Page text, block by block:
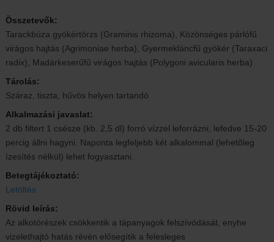
Összetevők:
Tarackbúza gyökértörzs (Graminis rhizoma), Közönséges párlófű
virágos hajtás (Agrimoniae herba), Gyermekláncfű gyökér (Taraxaci
radix), Madárkeserűfű virágos hajtás (Polygoni avicularis herba)
Tárolás:
Száraz, tiszta, hűvös helyen tartandó
Alkalmazási javaslat:
2 db filtert 1 csésze (kb. 2,5 dl) forró vízzel leforrázni, lefedve 15-20
percig állni hagyni. Naponta legfeljebb két alkalommal (lehetõleg
ízesítés nélkül) lehet fogyasztani.
Betegtájékoztató:
Letöltés
Rövid leírás:
Az alkotórészek csökkentik a tápanyagok felszívódását, enyhe
vizelethajtó hatás révén elősegítik a felesleges